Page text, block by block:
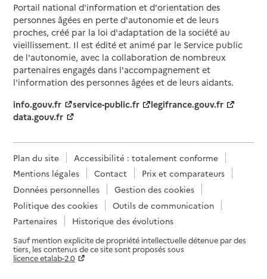
Portail national d'information et d'orientation des
personnes âgées en perte d'autonomie et de leurs
proches, créé par la loi d'adaptation de la société au
vieillissement. Il est édité et animé par le Service public
de l'autonomie, avec la collaboration de nombreux
partenaires engagés dans l'accompagnement et
l'information des personnes âgées et de leurs aidants.
info.gouv.fr
service-public.fr
legifrance.gouv.fr
data.gouv.fr
Plan du site
Accessibilité : totalement conforme
Mentions légales
Contact
Prix et comparateurs
Données personnelles
Gestion des cookies
Politique des cookies
Outils de communication
Partenaires
Historique des évolutions
Sauf mention explicite de propriété intellectuelle détenue par des
tiers, les contenus de ce site sont proposés sous
licence etalab-2.0